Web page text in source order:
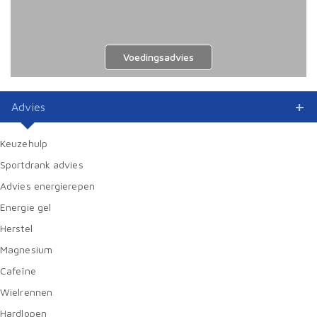
Voedingsadvies
Advies
Keuzehulp
Sportdrank advies
Advies energierepen
Energie gel
Herstel
Magnesium
Cafeïne
Wielrennen
Hardlopen